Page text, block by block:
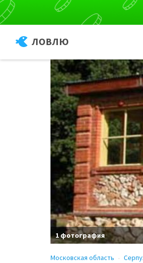
ЛОВЛЮ
1 фотография
Московская область